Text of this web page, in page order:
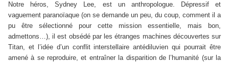
Notre héros, Sydney Lee, est un anthropologue. Dépressif et
vaguement paranoïaque (on se demande un peu, du coup, comment il a
pu être sélectionné pour cette mission essentielle, mais bon,
admettons…), il est obsédé par les étranges machines découvertes sur
Titan, et l’idée d’un conflit interstellaire antédiluvien qui pourrait être
amené à se reproduire, et entraîner la disparition de l’humanité (sur la